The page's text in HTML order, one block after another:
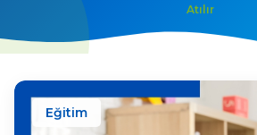
Atılır
Eğitim